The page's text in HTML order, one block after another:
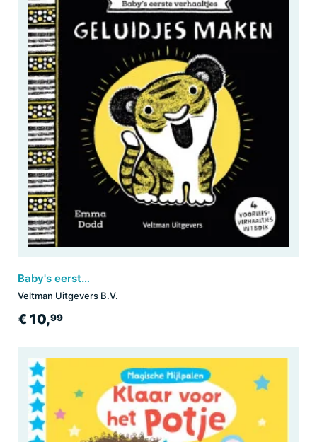
Baby's eerste verhaaltjes - Geluidjes maken
Veltman Uitgevers B.V.
€ 10,99